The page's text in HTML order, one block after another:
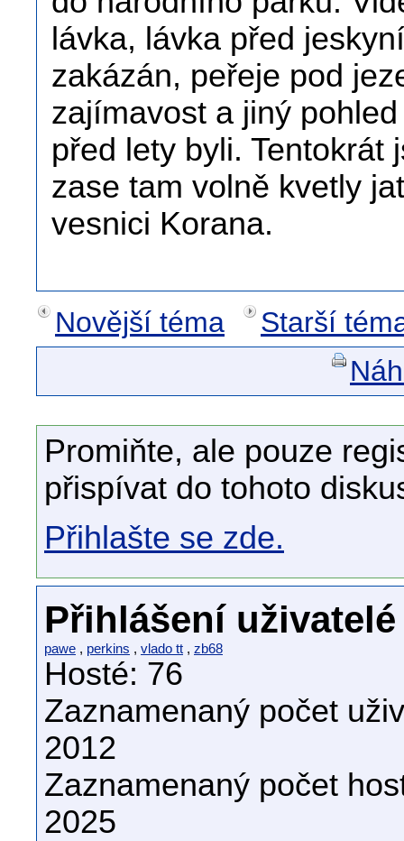
lávka, lávka před
zakázán, peřeje pod
zajímavost a jiný
před lety byli. Tentokrát
zase tam volně kvetly
vesnici Korana.
Novější téma
Starší
Promiňte, ale pouze
přispívat do tohoto
Přihlašte se zde.
Přihlášení uživatelé
pawe , perkins , vlado tt , zb68
Hosté: 76
Zaznamenaný počet
2012
Zaznamenaný počet
2025